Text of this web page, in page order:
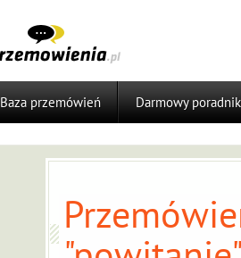
Baza przemówień Darmowy poradnik